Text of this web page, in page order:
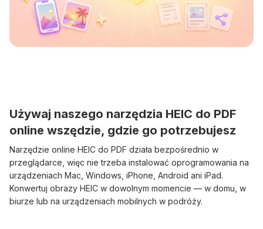
Używaj naszego narzędzia HEIC do PDF
online wszędzie, gdzie go potrzebujesz
Narzędzie online HEIC do PDF działa bezpośrednio w
przeglądarce, więc nie trzeba instalować oprogramowania na
urządzeniach Mac, Windows, iPhone, Android ani iPad.
Konwertuj obrazy HEIC w dowolnym momencie — w domu, w
biurze lub na urządzeniach mobilnych w podróży.